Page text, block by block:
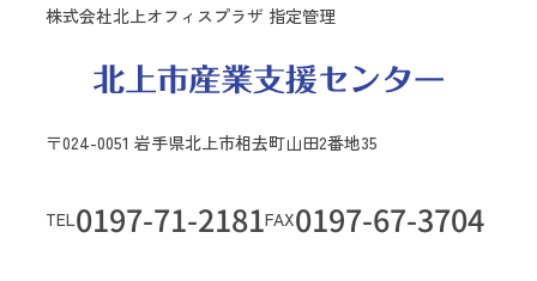
株式会社北上オフィスプラザ 指定管理
〒024-0051 岩手県北上市相去町山田2番地35
TEL0197-71-2181FAX0197-67-3704